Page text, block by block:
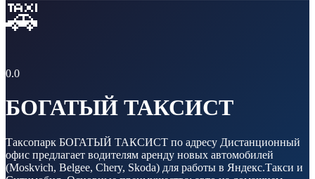
🚕
0.0
БОГАТЫЙ ТАКСИСТ
Таксопарк БОГАТЫЙ ТАКСИСТ по адресу Дистанционный
офис предлагает водителям аренду новых автомобилей
(Moskvich, Belgee, Chery, Skoda) для работы в Яндекс.Такси и